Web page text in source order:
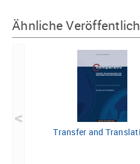
Ähnliche
Transfer and
<